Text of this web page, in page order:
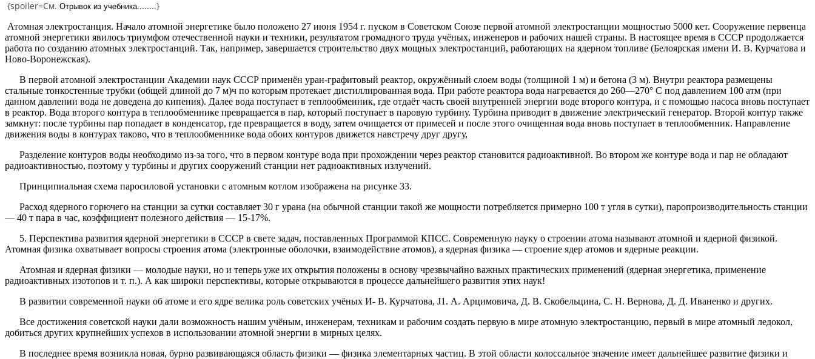
{spoiler=См. Отрывок из учебника........}
Атомная электростанция. Начало атомной энергетике было положено 27 июня 1954 г. пуском в Советском Союзе первой атомной электростанции мощностью 5000 кет. Сооружение первенца
атомной энергетики явилось триумфом отечественной науки и техники, результатом громадного труда учёных, инженеров и рабочих нашей страны. В настоящее время в СССР продолжается
работа по созданию атомных электростанций. Так, например, завершается строительство двух мощных электростанций, работающих на ядерном топливе (Белоярская имени И. В. Курчатова и
Ново-Воронежская).
В первой атомной электростанции Академии наук СССР применён уран-графитовый реактор, окружённый слоем воды (толщиной 1 м) и бетона (3 м). Внутри реактора размещены
стальные тонкостенные трубки (общей длиной до 7 м)ч по которым протекает дистиллированная вода. При работе реактора вода нагревается до 260—270° С под давлением 100 атм (при
данном давлении вода не доведена до кипения). Далее вода поступает в теплообменник, где отдаёт часть своей внутренней энергии воде второго контура, и с помощью насоса вновь поступает
в реактор. Вода второго контура в теплообменнике превращается в пар, который поступает в паровую турбину. Турбина приводит в движение электрический генератор. Второй контур также
замкнут: после турбины пар попадает в конденсатор, где превращается в воду, затем очищается от примесей и после этого очищенная вода вновь поступает в теплообменник. Направление
движения воды в контурах таково, что в теплообменнике вода обоих контуров движется навстречу друг другу,
Разделение контуров воды необходимо из-за того, что в первом контуре вода при прохождении через реактор становится радиоактивной. Во втором же контуре вода и пар не обладают
радиоактивностью, поэтому у турбины и других сооружений станции нет радиоактивных излучений.
Принципиальная схема паросиловой установки с атомным котлом изображена на рисунке 33.
Расход ядерного горючего на станции за сутки составляет 30 г урана (на обычной станции такой же мощности потребляется примерно 100 т угля в сутки), паропроизводительность станции
— 40 т пара в час, коэффициент полезного действия — 15-17%.
5. Перспектива развития ядерной энергетики в СССР в свете задач, поставленных Программой КПСС. Современную науку о строении атома называют атомной и ядерной физикой.
Атомная физика охватывает вопросы строения атома (электронные оболочки, взаимодействие атомов), а ядерная физика — строение ядер атомов и ядерные реакции.
Атомная и ядерная физики — молодые науки, но и теперь уже их открытия положены в основу чрезвычайно важных практических применений (ядерная энергетика, применение
радиоактивных изотопов и т. п.). А как широки перспективы, которые открываются в процессе дальнейшего развития этих наук!
В развитии современной науки об атоме и его ядре велика роль советских учёных И- В. Курчатова, J1. А. Арцимовича, Д. В. Скобельцина, С. Н. Вернова, Д. Д. Иваненко и других.
Все достижения советской науки дали возможность нашим учёным, инженерам, техникам и рабочим создать первую в мире атомную электростанцию, первый в мире атомный ледокол,
добиться других крупнейших успехов в использовании атомной энергии в мирных целях.
В последнее время возникла новая, бурно развивающаяся область физики — физика элементарных частиц. В этой области колоссальное значение имеет дальнейшее развитие физики и